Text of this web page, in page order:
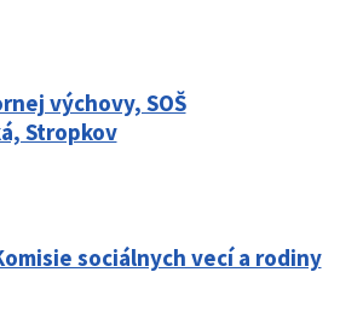
výchovy, SOŠ
Stropkov
sociálnych vecí a rodiny